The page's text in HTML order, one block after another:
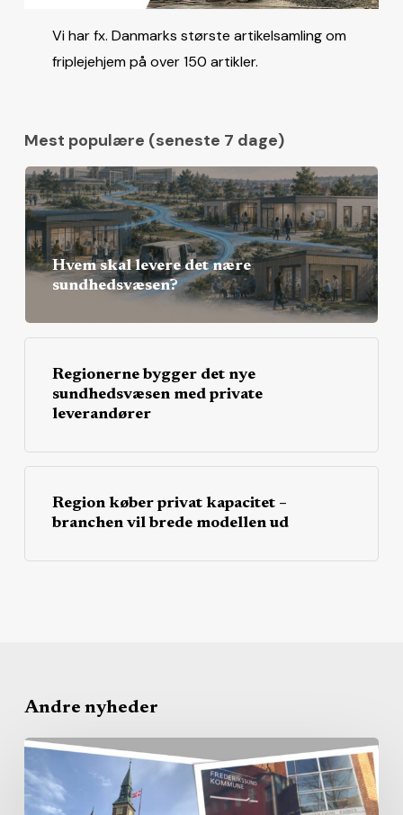
Vi har fx. Danmarks største artikelsamling om
friplejehjem på over 150 artikler.
Mest populære (seneste 7 dage)
Hvem skal levere det nære
sundhedsvæsen?
Regionerne bygger det nye
sundhedsvæsen med private
leverandører
Region køber privat kapacitet –
branchen vil brede modellen ud
Andre nyheder
Kommunerne
købte
pladserne